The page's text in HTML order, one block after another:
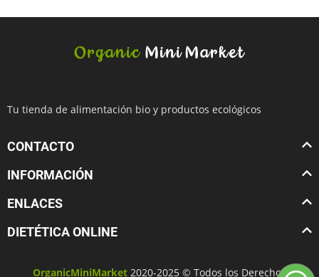
Tu tienda de alimentación bio y productos ecológicos
CONTACTO
INFORMACIÓN
ENLACES
DIETÉTICA ONLINE
OrganicMiniMarket 2020-2025 © Todos los Derechos